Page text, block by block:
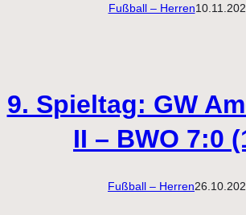
Fußball – Herren
9. Spieltag: GW
II – BWO 7:0
Fußball – Herren